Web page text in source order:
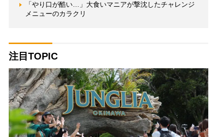
「やり口が酷い…」大食いマニアが撃沈したチャレンジ
メニューのカラクリ
注目TOPIC